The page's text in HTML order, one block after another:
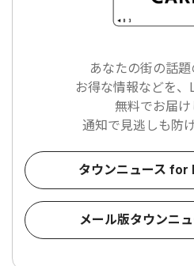
あなたの街の話
お得な情報などを、
無料でお届け
通知で見逃しも防
タウンニュース for
メール版タウンニ